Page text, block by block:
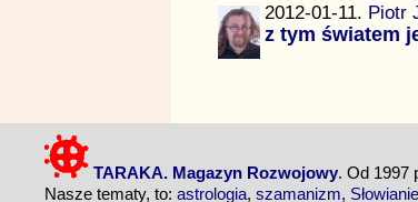
2012-01-11. Piotr
z tym światem
TARAKA. Magazyn Rozwojowy. Od 1997
Nasze tematy, to: astrologia, szamanizm, Słowianie